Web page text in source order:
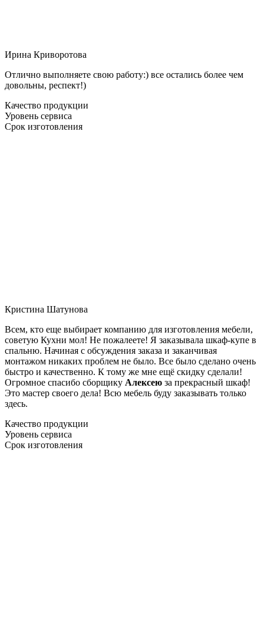
Ирина Криворотова
Отлично выполняете свою работу:) все остались более чем
довольны, респект!)
Качество продукции
Уровень сервиса
Срок изготовления
Кристина Шатунова
Всем, кто еще выбирает компанию для изготовления мебели,
советую Кухни мол! Не пожалеете! Я заказывала шкаф-купе в
спальню. Начиная с обсуждения заказа и заканчивая
монтажом никаких проблем не было. Все было сделано очень
быстро и качественно. К тому же мне ещё скидку сделали!
Огромное спасибо сборщику Алексею за прекрасный шкаф!
Это мастер своего дела! Всю мебель буду заказывать только
здесь.
Качество продукции
Уровень сервиса
Срок изготовления